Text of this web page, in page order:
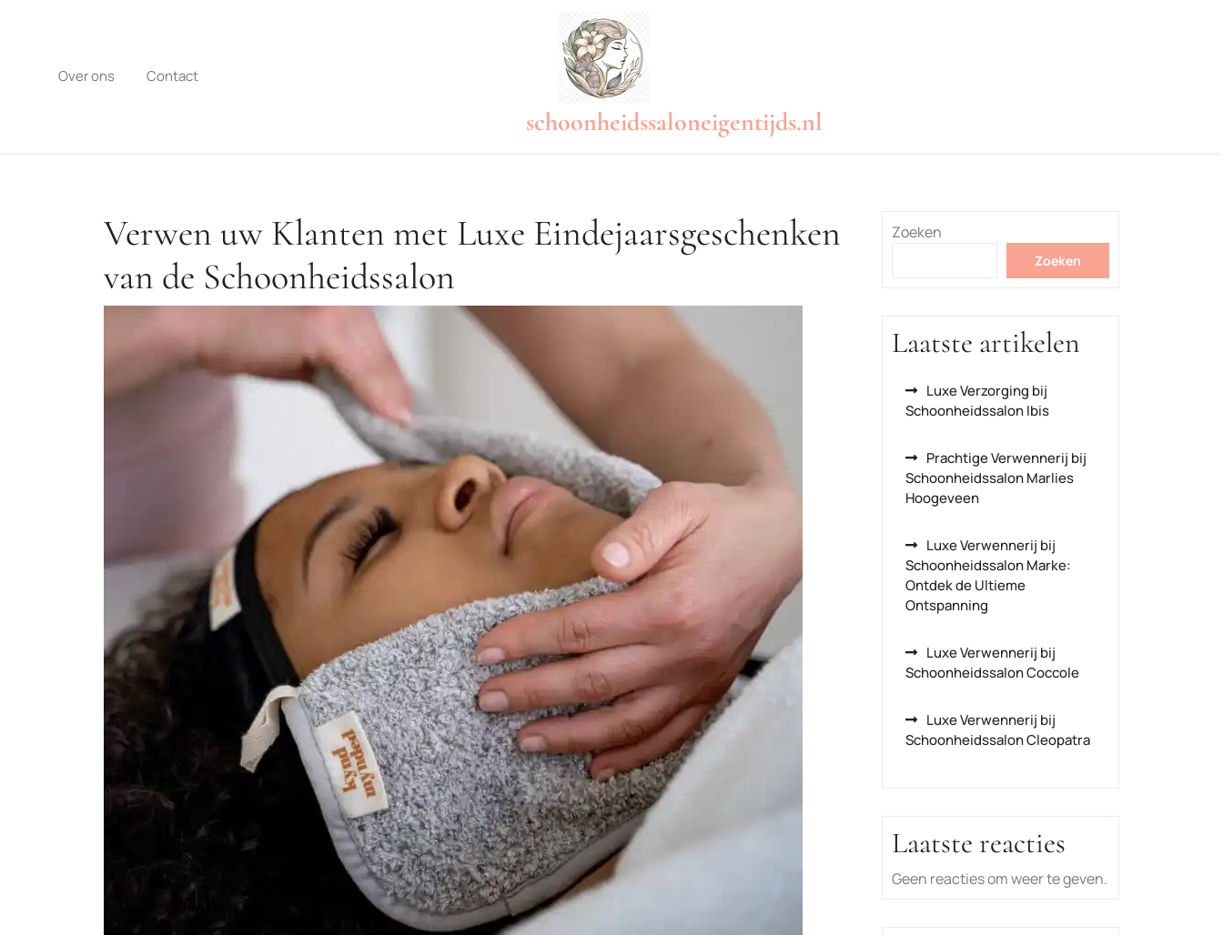
Over ons Contact
schoonheidssaloneigentijds.nl
Verwen uw Klanten met Luxe Eindejaarsgeschenken
van de Schoonheidssalon
Zoeken
Zoeken
Laatste artikelen
Luxe Verzorging bij
Schoonheidssalon Ibis
Prachtige Verwennerij bij
Schoonheidssalon Marlies
Hoogeveen
Luxe Verwennerij bij
Schoonheidssalon Marke:
Ontdek de Ultieme
Ontspanning
Luxe Verwennerij bij
Schoonheidssalon Coccole
Luxe Verwennerij bij
Schoonheidssalon Cleopatra
Laatste reacties
Geen reacties om weer te geven.